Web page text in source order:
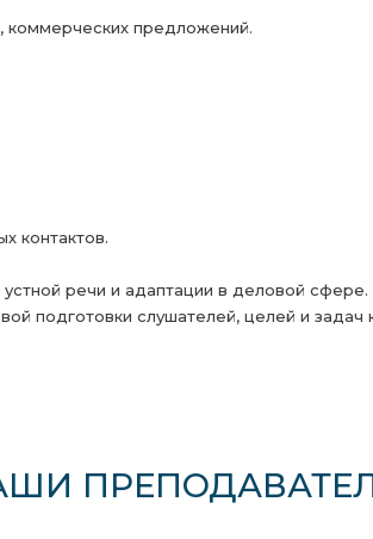
коммерческих предложений.
контактов.
речи и адаптации в деловой сфере.
подготовки слушателей, целей и задач